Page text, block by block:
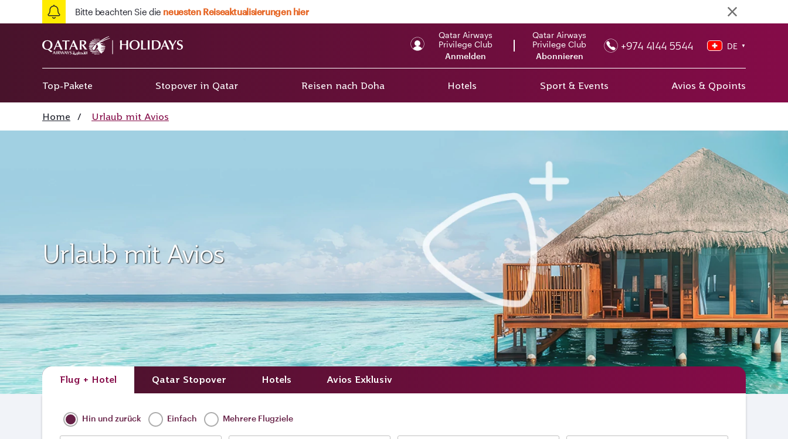
Bitte beachten Sie die neuesten Reiseaktualisierungen hier
Qatar Airways
Privilege Club
Anmelden
Qatar Airways
Privilege Club
Abonnieren
+974 4144 5544 DE ▼
Top-Pakete Stopover in Qatar Reisen nach Doha Hotels Sport & Events Avios & Qpoints
Home / Urlaub mit Avios
Urlaub mit Avios
Flug + Hotel Qatar Stopover Hotels Avios Exklusiv
Hin und zurück Einfach Mehrere Flugziele